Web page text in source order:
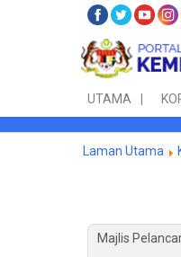
UTAMA
Laman Utama
Majlis